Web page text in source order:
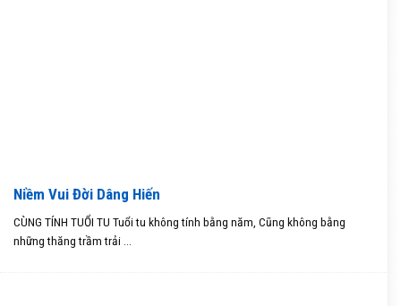
Niềm Vui Đời Dâng Hiến
CÙNG TÍNH TUỔI TU Tuổi tu không tính bằng năm, Cũng không bằng
những thăng trầm trải ...